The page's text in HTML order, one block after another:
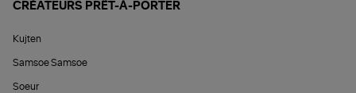
CRÉATEURS PRÊT-À-PORTER
Kujten
Samsoe Samsoe
Soeur